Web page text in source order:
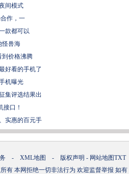
间模式
作，一
款都可以
怪兽海
到价格沸腾
好看的手机了
机曝光
集评选结果出
接口！
实惠的百元手
- XML地图 - 版权声明 - 网站地图TXT
有 本网拒绝一切非法行为 欢迎监督举报 如有